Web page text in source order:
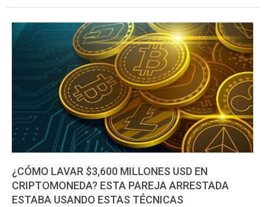
¿CÓMO LAVAR $3,600 MILLONES USD EN
CRIPTOMONEDA? ESTA PAREJA ARRESTADA
ESTABA USANDO ESTAS TÉCNICAS